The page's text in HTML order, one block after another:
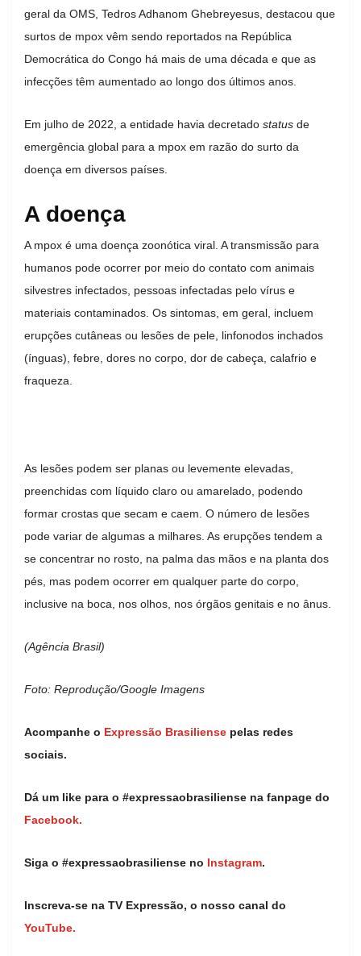
geral da OMS, Tedros Adhanom Ghebreyesus, destacou que
surtos de mpox vêm sendo reportados na República
Democrática do Congo há mais de uma década e que as
infecções têm aumentado ao longo dos últimos anos.
Em julho de 2022, a entidade havia decretado status de
emergência global para a mpox em razão do surto da
doença em diversos países.
A doença
A mpox é uma doença zoonótica viral. A transmissão para
humanos pode ocorrer por meio do contato com animais
silvestres infectados, pessoas infectadas pelo vírus e
materiais contaminados. Os sintomas, em geral, incluem
erupções cutâneas ou lesões de pele, linfonodos inchados
(ínguas), febre, dores no corpo, dor de cabeça, calafrio e
fraqueza.
As lesões podem ser planas ou levemente elevadas,
preenchidas com líquido claro ou amarelado, podendo
formar crostas que secam e caem. O número de lesões
pode variar de algumas a milhares. As erupções tendem a
se concentrar no rosto, na palma das mãos e na planta dos
pés, mas podem ocorrer em qualquer parte do corpo,
inclusive na boca, nos olhos, nos órgãos genitais e no ânus.
(Agência Brasil)
Foto: Reprodução/Google Imagens
Acompanhe o Expressão Brasiliense pelas redes
sociais.
Dá um like para o #expressaobrasiliense na fanpage do
Facebook.
Siga o #expressaobrasiliense no Instagram.
Inscreva-se na TV Expressão, o nosso canal do
YouTube.